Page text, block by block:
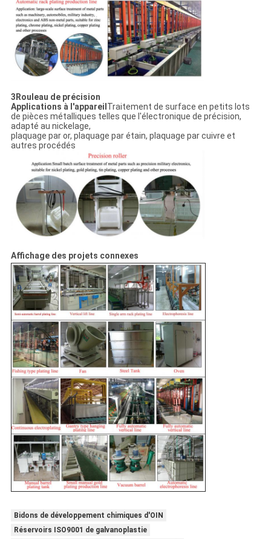
3Rouleau de précision
Applications à l'appareil Traitement de surface en petits lots
de pièces métalliques telles que l'électronique de précision,
adapté au nickelage,
plaquage par or, plaquage par étain, plaquage par cuivre et
autres procédés
Affichage des projets connexes
Bidons de développement chimiques d'OIN
Réservoirs ISO9001 de galvanoplastie